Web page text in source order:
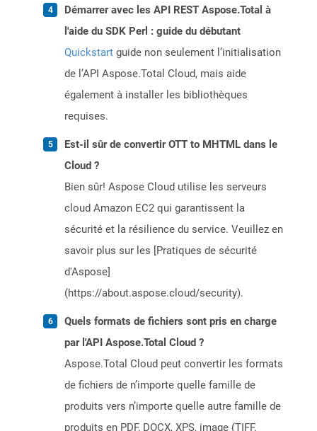
Démarrer avec les API REST Aspose.Total à
l'aide du SDK Perl : guide du débutant
Quickstart guide non seulement l’initialisation
de l’API Aspose.Total Cloud, mais aide
également à installer les bibliothèques
requises.
Est-il sûr de convertir OTT to MHTML dans le
Cloud ?
Bien sûr! Aspose Cloud utilise les serveurs
cloud Amazon EC2 qui garantissent la
sécurité et la résilience du service. Veuillez en
savoir plus sur les [Pratiques de sécurité
d'Aspose]
(https://about.aspose.cloud/security).
Quels formats de fichiers sont pris en charge
par l'API Aspose.Total Cloud ?
Aspose.Total Cloud peut convertir les formats
de fichiers de n’importe quelle famille de
produits vers n’importe quelle autre famille de
produits en PDF, DOCX, XPS, image (TIFF,